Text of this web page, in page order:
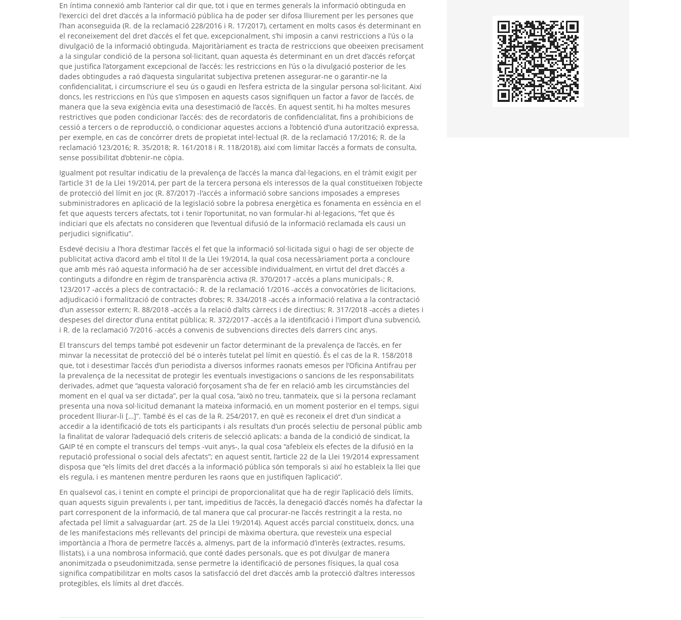
En íntima connexió amb l’anterior cal dir que, tot i que en termes generals la informació obtinguda en
l'exercici del dret d’accés a la informació pública ha de poder ser difosa lliurement per les persones que
l’han aconseguida (R. de la reclamació 228/2016 i R. 17/2017), certament en molts casos és determinant en
el reconeixement del dret d’accés el fet que, excepcionalment, s’hi imposin a canvi restriccions a l’ús o la
divulgació de la informació obtinguda. Majoritàriament es tracta de restriccions que obeeixen precisament
a la singular condició de la persona sol·licitant, quan aquesta és determinant en un dret d’accés reforçat
que justifica l’atorgament excepcional de l’accés: les restriccions en l’ús o la divulgació posterior de les
dades obtingudes a raó d’aquesta singularitat subjectiva pretenen assegurar-ne o garantir-ne la
confidencialitat, i circumscriure el seu ús o gaudi en l’esfera estricta de la singular persona sol·licitant. Així
doncs, les restriccions en l’ús que s’imposen en aquests casos signifiquen un factor a favor de l’accés, de
manera que la seva exigència evita una desestimació de l’accés. En aquest sentit, hi ha moltes mesures
restrictives que poden condicionar l’accés: des de recordatoris de confidencialitat, fins a prohibicions de
cessió a tercers o de reproducció, o condicionar aquestes accions a l’obtenció d’una autorització expressa,
per exemple, en cas de concórrer drets de propietat intel·lectual (R. de la reclamació 17/2016; R. de la
reclamació 123/2016; R. 35/2018; R. 161/2018 i R. 118/2018), així com limitar l’accés a formats de consulta,
sense possibilitat d’obtenir-ne còpia.
Igualment pot resultar indicatiu de la prevalença de l’accés la manca d’al·legacions, en el tràmit exigit per
l’article 31 de la Llei 19/2014, per part de la tercera persona els interessos de la qual constitueixen l’objecte
de protecció del límit en joc (R. 87/2017) -l'accés a informació sobre sancions imposades a empreses
subministradores en aplicació de la legislació sobre la pobresa energètica es fonamenta en essència en el
fet que aquests tercers afectats, tot i tenir l’oportunitat, no van formular-hi al·legacions, “fet que és
indiciari que els afectats no consideren que l’eventual difusió de la informació reclamada els causi un
perjudici significatiu”.
Esdevé decisiu a l’hora d’estimar l’accés el fet que la informació sol·licitada sigui o hagi de ser objecte de
publicitat activa d’acord amb el títol II de la Llei 19/2014, la qual cosa necessàriament porta a concloure
que amb més raó aquesta informació ha de ser accessible individualment, en virtut del dret d’accés a
continguts a difondre en règim de transparència activa (R. 370/2017 -accés a plans municipals-; R.
123/2017 -accés a plecs de contractació-; R. de la reclamació 1/2016 -accés a convocatòries de licitacions,
adjudicació i formalització de contractes d’obres; R. 334/2018 -accés a informació relativa a la contractació
d’un assessor extern; R. 88/2018 -accés a la relació d’alts càrrecs i de directius; R. 317/2018 -accés a dietes i
despeses del director d’una entitat pública; R. 372/2017 -accés a la identificació i l'import d’una subvenció,
i R. de la reclamació 7/2016 -accés a convenis de subvencions directes dels darrers cinc anys.
El transcurs del temps també pot esdevenir un factor determinant de la prevalença de l’accés, en fer
minvar la necessitat de protecció del bé o interès tutelat pel límit en qüestió. És el cas de la R. 158/2018
que, tot i desestimar l’accés d’un periodista a diversos informes raonats emesos per l’Oficina Antifrau per
la prevalença de la necessitat de protegir les eventuals investigacions o sancions de les responsabilitats
derivades, admet que “aquesta valoració forçosament s’ha de fer en relació amb les circumstàncies del
moment en el qual va ser dictada”, per la qual cosa, “això no treu, tanmateix, que si la persona reclamant
presenta una nova sol·licitud demanant la mateixa informació, en un moment posterior en el temps, sigui
procedent lliurar-li […]”. També és el cas de la R. 254/2017, en què es reconeix el dret d’un sindicat a
accedir a la identificació de tots els participants i als resultats d’un procés selectiu de personal públic amb
la finalitat de valorar l’adequació dels criteris de selecció aplicats: a banda de la condició de sindicat, la
GAIP té en compte el transcurs del temps -vuit anys-, la qual cosa “afebleix els efectes de la difusió en la
reputació professional o social dels afectats”; en aquest sentit, l’article 22 de la Llei 19/2014 expressament
disposa que “els límits del dret d’accés a la informació pública són temporals si així ho estableix la llei que
els regula, i es mantenen mentre perduren les raons que en justifiquen l’aplicació”.
En qualsevol cas, i tenint en compte el principi de proporcionalitat que ha de regir l’aplicació dels límits,
quan aquests siguin prevalents i, per tant, impeditius de l’accés, la denegació d’accés només ha d’afectar la
part corresponent de la informació, de tal manera que cal procurar-ne l’accés restringit a la resta, no
afectada pel límit a salvaguardar (art. 25 de la Llei 19/2014). Aquest accés parcial constitueix, doncs, una
de les manifestacions més rellevants del principi de màxima obertura, que revesteix una especial
importància a l’hora de permetre l’accés a, almenys, part de la informació d’interès (extractes, resums,
llistats), i a una nombrosa informació, que conté dades personals, que es pot divulgar de manera
anonimitzada o pseudonimitzada, sense permetre la identificació de persones físiques, la qual cosa
significa compatibilitzar en molts casos la satisfacció del dret d’accés amb la protecció d’altres interessos
protegibles, els límits al dret d’accés.